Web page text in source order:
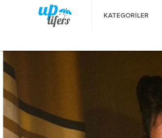
KATEGORİLER